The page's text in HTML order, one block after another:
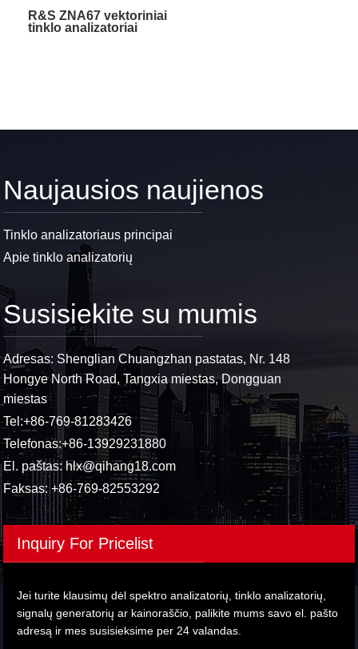
R&S ZNA67 vektoriniai
tinklo analizatoriai
Naujausios naujienos
Tinklo analizatoriaus principai
Apie tinklo analizatorių
Susisiekite su mumis
Adresas: Shenglian Chuangzhan pastatas, Nr. 148
Hongye North Road, Tangxia miestas, Dongguan
miestas
Tel:+86-769-81283426
Telefonas:+86-13929231880
El. paštas:hlx@qihang18.com
Faksas: +86-769-82553292
Inquiry For Pricelist
Jei turite klausimų dėl spektro analizatorių, tinklo analizatorių,
signalų generatorių ar kainoraščio, palikite mums savo el. pašto
adresą ir mes susisieksime per 24 valandas.